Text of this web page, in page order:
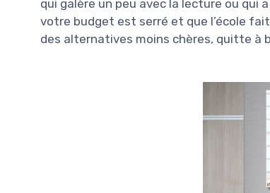
qui galère un peu avec la lecture ou qui
votre budget est serré et que l’école
des alternatives moins chères, quitte à